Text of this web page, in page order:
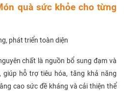
quà sức khỏe cho từng
phát triển toàn diện
chất là nguồn bổ sung đạm và
giúp hỗ trợ tiêu hóa, tăng khả năng
cao sức đề kháng và cải thiện thể